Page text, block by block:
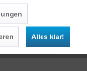
Alles klar!